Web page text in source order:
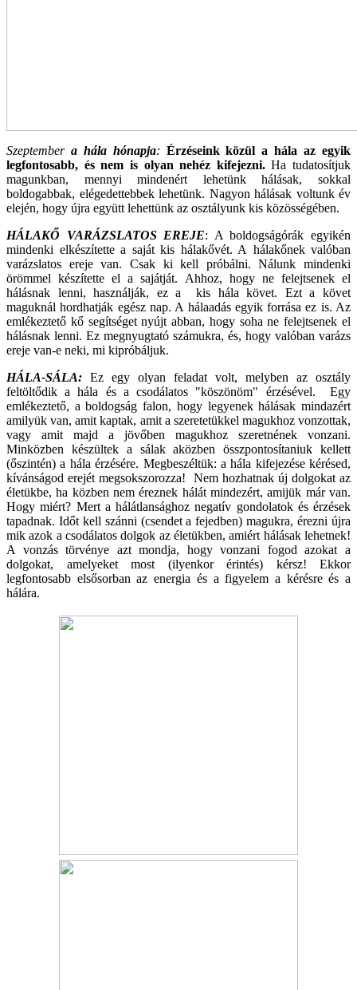
Szeptember a hála hónapja: Érzéseink közül a hála az egyik
legfontosabb, és nem is olyan nehéz kifejezni.Ha tudatosítjuk
magunkban, mennyi mindenért lehetünk hálásak, sokkal
boldogabbak, elégedettebbek lehetünk. Nagyon hálásak voltunk év
elején, hogy újra együtt lehettünk az osztályunk kis közösségében.
HÁLAKŐ VARÁZSLATOS EREJE: A boldogságórák egyikén
mindenki elkészítette a saját kis hálakővét. A hálakőnek valóban
varázslatos ereje van. Csak ki kell próbálni. Nálunk mindenki
örömmel készítette el a sajátját. Ahhoz, hogy ne felejtsenek el
hálásnak lenni, használják, ez a kis hála követ. Ezt a követ
maguknál hordhatják egész nap. A hálaadás egyik forrása ez is. Az
emlékeztető kő segítséget nyújt abban, hogy soha ne felejtsenek el
hálásnak lenni. Ez megnyugtató számukra, és, hogy valóban varázs
ereje van-e neki, mi kipróbáljuk.
HÁLA-SÁLA: Ez egy olyan feladat volt, melyben az osztály
feltöltődik a hála és a csodálatos "köszönöm" érzésével. Egy
emlékeztető, a boldogság falon, hogy legyenek hálásak mindazért
amilyük van, amit kaptak, amit a szeretetükkel magukhoz vonzottak,
vagy amit majd a jövőben magukhoz szeretnének vonzani.
Minközben készültek a sálak aközben összpontosítaniuk kellett
(őszintén) a hála érzésére. Megbeszéltük: a hála kifejezése kérésed,
kívánságod erejét megsokszorozza! Nem hozhatnak új dolgokat az
életükbe, ha közben nem éreznek hálát mindezért, amijük már van.
Hogy miért? Mert a hálátlansághoz negatív gondolatok és érzések
tapadnak. Időt kell szánni (csendet a fejedben) magukra, érezni újra
mik azok a csodálatos dolgok az életükben, amiért hálásak lehetnek!
A vonzás törvénye azt mondja, hogy vonzani fogod azokat a
dolgokat, amelyeket most (ilyenkor érintés) kérsz! Ekkor
legfontosabb elsősorban az energia és a figyelem a kérésre és a
hálára.